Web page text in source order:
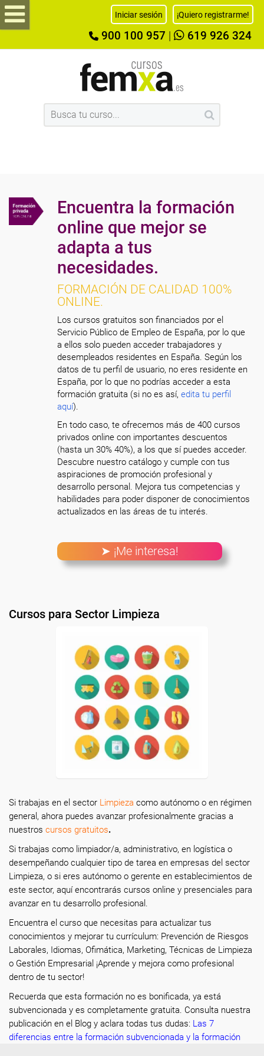
Iniciar sesión ¡Quiero registrarme!
900 100 957 619 926 324
Encuentra la formación
online que mejor se
adapta a tus
necesidades.
FORMACIÓN DE CALIDAD 100%
ONLINE.
Los cursos gratuitos son financiados por el
Servicio Público de Empleo de España, por lo que
a ellos solo pueden acceder trabajadores y
desempleados residentes en España. Según los
datos de tu perfil de usuario, no eres residente en
España, por lo que no podrías acceder a esta
formación gratuita (si no es así,edita tu perfil
aquí).
En todo caso, te ofrecemos más de 400 cursos
privados online con importantes descuentos
(hasta un 30% 40%), a los que sí puedes acceder.
Descubre nuestro catálogo y cumple con tus
aspiraciones de promoción profesional y
desarrollo personal. Mejora tus competencias y
habilidades para poder disponer de conocimientos
actualizados en las áreas de tu interés.
➤ ¡Me interesa!
Cursos para Sector Limpieza
Si trabajas en el sector Limpieza como autónomo o en régimen
general, ahora puedes avanzar profesionalmente gracias a
nuestros cursos gratuitos.
Si trabajas como limpiador/a, administrativo, en logística o
desempeñando cualquier tipo de tarea en empresas del sector
Limpieza, o si eres autónomo o gerente en establecimientos de
este sector, aquí encontrarás cursos online y presenciales para
avanzar en tu desarrollo profesional.
Encuentra el curso que necesitas para actualizar tus
conocimientos y mejorar tu currículum: Prevención de Riesgos
Laborales, Idiomas, Ofimática, Marketing, Técnicas de Limpieza
o Gestión Empresarial ¡Aprende y mejora como profesional
dentro de tu sector!
Recuerda que esta formación no es bonificada, ya está
subvencionada y es completamente gratuita. Consulta nuestra
publicación en el Blog y aclara todas tus dudas: Las 7
diferencias entre la formación subvencionada y la formación